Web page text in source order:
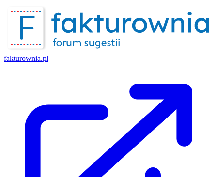
fakturownia.pl